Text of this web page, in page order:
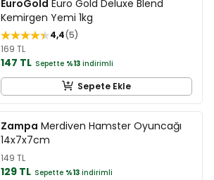
EuroGold Euro Gold Deluxe Blend
Kemirgen Yemi 1kg
4,4 5
169 TL
147 TL Sepette %13 indirimli
Sepete Ekle
Zampa Merdiven Hamster Oyuncağı
14x7x7cm
149 TL
129 TL Sepette %13 indirimli